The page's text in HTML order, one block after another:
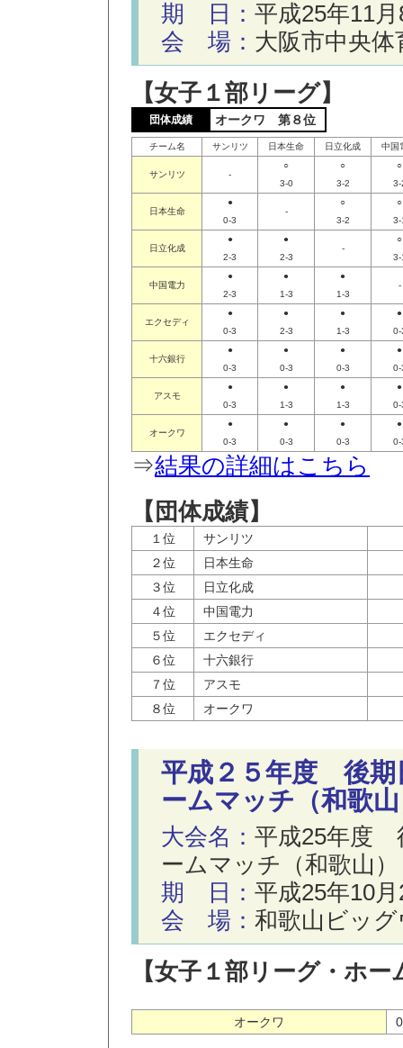
期 日： 平成25年11
会 場： 大阪市中央体
【女子１部リーグ】
団体成績 オークワ 第８位
チーム名 サンリツ 日本生命 日立化成 中国
サンリツ -
○
3-0
○
3-2
○
3-
日本生命
●
0-3
-
○
3-2
○
3-
日立化成
●
2-3
●
2-3
-
○
3-
中国電力
●
2-3
●
1-3
●
1-3
-
エクセディ
●
0-3
●
2-3
●
1-3
●
0-
十六銀行
●
0-3
●
0-3
●
0-3
●
0-
アスモ
●
0-3
●
1-3
●
1-3
●
0-
オークワ
●
0-3
●
0-3
●
0-3
●
0-
⇒結果の詳細はこちら
【団体成績】
１位
サンリツ
２位
日本生命
３位
日立化成
４位
中国電力
５位
エクセディ
６位
十六銀行
７位
アスモ
８位
オークワ
平成２５年度 後期
ームマッチ（和歌
大会名： 平成25年度
ームマッチ（和歌山）
期 日： 平成25年10
会 場： 和歌山ビッ
【女子１部リーグ・ホ
オークワ 0